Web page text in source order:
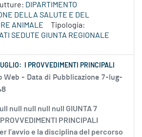
DIPARTIMENTO
DELLA SALUTE E DEL
ANIMALE
Tipologia:
SEDUTE GIUNTA REGIONALE
I PROVVEDIMENTI PRINCIPALI
Web - Data di Pubblicazione 7-lug-
null null null null GIUNTA 7
PRINCIPALI
l’avvio e la disciplina del percorso